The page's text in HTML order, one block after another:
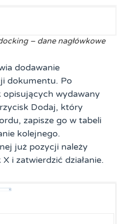
– dane nagłówkowe
dodawanie
dokumentu. Po
opisujących wydawany
Dodaj, który
zapisze go w tabeli
kolejnego.
już pozycji należy
Xi zatwierdzić działanie.